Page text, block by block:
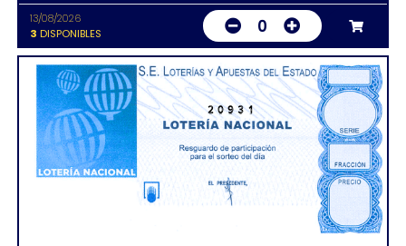
13/08/2026
3 DISPONIBLES 0
20931